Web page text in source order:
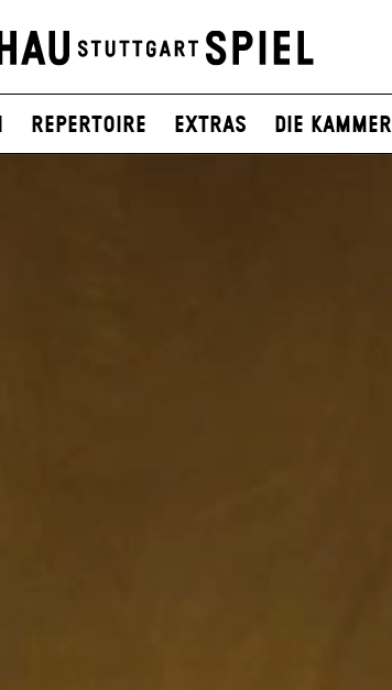
Repertoire Extras Die Kammer